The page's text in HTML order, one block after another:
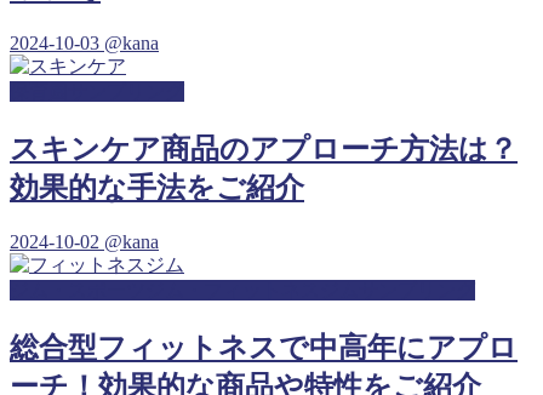
2024-10-03 @kana
スキンケア商品のアプローチ方法は？
効果的な手法をご紹介
2024-10-02 @kana
総合型フィットネスで中高年にアプロ
ーチ！効果的な商品や特性をご紹介